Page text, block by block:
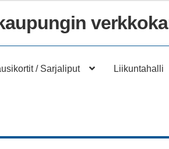
/ Sarjaliput Liikuntahalli